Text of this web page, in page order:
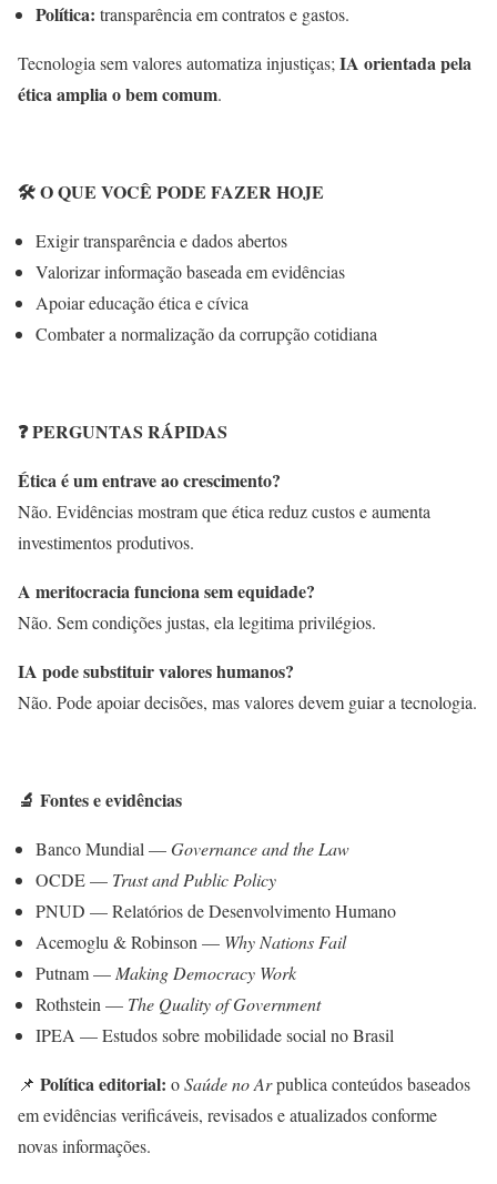
Política: transparência em contratos e gastos.
Tecnologia sem valores automatiza injustiças; IA orientada pela
ética amplia o bem comum.
🛠️ O QUE VOCÊ PODE FAZER HOJE
Exigir transparência e dados abertos
Valorizar informação baseada em evidências
Apoiar educação ética e cívica
Combater a normalização da corrupção cotidiana
❓PERGUNTAS RÁPIDAS
Ética é um entrave ao crescimento?
Não. Evidências mostram que ética reduz custos e aumenta
investimentos produtivos.
A meritocracia funciona sem equidade?
Não. Sem condições justas, ela legitima privilégios.
IA pode substituir valores humanos?
Não. Pode apoiar decisões, mas valores devem guiar a tecnologia.
🔬 Fontes e evidências
Banco Mundial —Governance and the Law
OCDE — Trust and Public Policy
PNUD — Relatórios de Desenvolvimento Humano
Acemoglu & Robinson — Why Nations Fail
Putnam — Making Democracy Work
Rothstein — The Quality of Government
IPEA — Estudos sobre mobilidade social no Brasil
📌 Política editorial: oSaúde no Arpublica conteúdos baseados
em evidências verificáveis, revisados e atualizados conforme
novas informações.